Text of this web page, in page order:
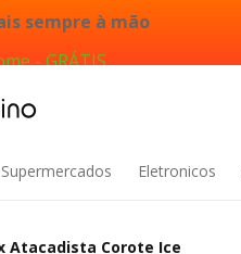
sempre à mão
- GRÁTIS
Supermercados Eletronicos
Atacadista Corote Ice